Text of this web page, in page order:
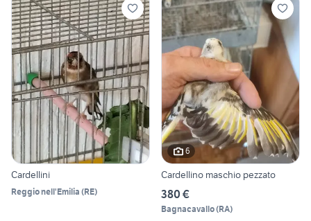
Cardellini
Reggio nell'Emilia (RE)
6
Cardellino maschio pezzato
380 €
Bagnacavallo(RA)